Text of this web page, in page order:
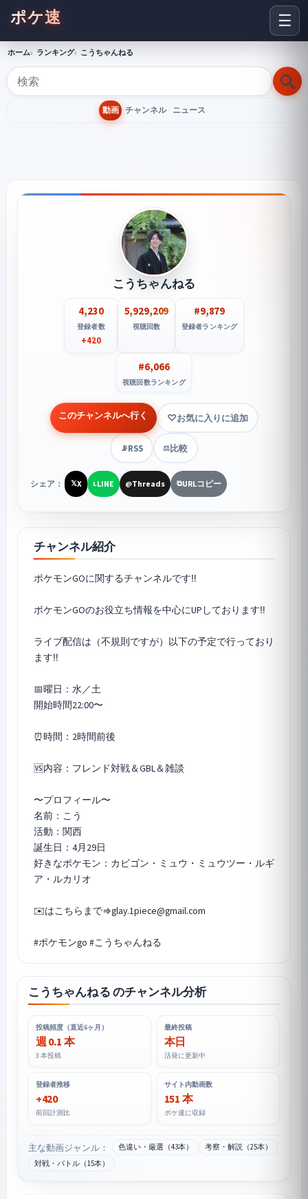
☰
ポケ速
ホーム ランキング こうちゃんねる
動画 チャンネル ニュース
こうちゃんねる
4,230
登録者数
+420
5,929,209
視聴回数
#9,879
登録者ランキング
#6,066
視聴回数ランキング
このチャンネルへ行く お気に入りに追加
📡RSS ⚖️比較
シェア： 𝕏X LLINE @Threads ⧉URLコピー
チャンネル紹介
ポケモンGOに関するチャンネルです‼︎
ポケモンGOのお役立ち情報を中心にUPしております‼︎
ライブ配信は（不規則ですが）以下の予定で行っており
ます‼︎
📅曜日：水／土
開始時間22:00〜
⏰時間：2時間前後
🆚内容：フレンド対戦＆GBL＆雑談
〜プロフィール〜
名前：こう
活動：関西
誕生日：4月29日
好きなポケモン：カビゴン・ミュウ・ミュウツー・ルギ
ア・ルカリオ
✉️はこちらまで⇒glay.1piece@gmail.com
こうちゃんねる のチャンネル分析
投稿頻度（直近6ヶ月）
週 0.1 本
3 本投稿
最終投稿
本日
活発に更新中
登録者推移
+420
前回計測比
サイト内動画数
151 本
ポケ速に収録
主な動画ジャンル： 色違い・厳選（43本）
考察・解説（25本）
対戦・バトル（15本）